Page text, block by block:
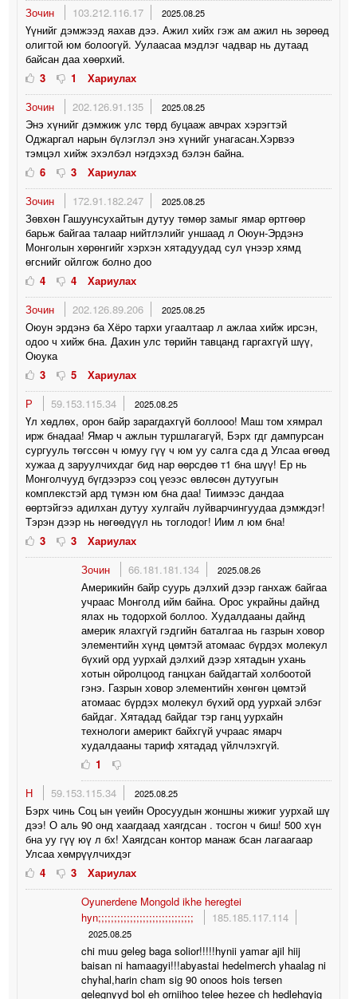
Зочин 103.212.116.17 2025.08.25
Үүнийг дэмжээд яахав дээ. Ажил хийх гэж ам ажил нь зөрөөд
олигтой юм болоогүй. Уулаасаа мэдлэг чадвар нь дутаад
байсан даа хөөрхий.
3
1
Хариулах
Зочин
202.126.91.135 2025.08.25
Энэ хүнийг дэмжиж улс төрд буцааж авчрах хэрэгтэй
Оджаргал нарын бүлэглэл энэ хүнийг унагасан.Хэрвээ
тэмцэл хийж эхэлбэл нэгдэхэд бэлэн байна.
6
3
Хариулах
Зочин
172.91.182.247 2025.08.25
Зөвхөн Гашуунсухайтын дутуу төмөр замыг ямар өртгөөр
барьж байгаа талаар нийтлэлийг уншаад л Оюун-Эрдэнэ
Монголын хөрөнгийг хэрхэн хятадуудад сул үнээр хямд
өгснийг ойлгож болно доо
4
4
Хариулах
Зочин
202.126.89.206 2025.08.25
Оюун эрдэнэ ба Хёро тархи угаалтаар л ажлаа хийж ирсэн,
одоо ч хийж бна. Дахин улс төрийн тавцанд гаргахгүй шүү,
Оюука
3
5
Хариулах
Р
59.153.115.34 2025.08.25
Үл хөдлөх, орон байр зарагдахгүй боллооо! Маш том хямрал
ирж бнадаа! Ямар ч ажлын туршлагагүй, Бэрх гдг дампурсан
сургууль төгссөн ч юмуу гүү ч юм уу салга сда д Улсаа өгөөд
хужаа д заруулчихдаг бид нар өөрсдөө т1 бна шүү! Ер нь
Монголчууд бүгдээрээ соц үеээс өвлөсөн дутуугын
комплекстэй ард түмэн юм бна даа! Тиимээс дандаа
өөртэйгээ адилхан дутуу хулгайч луйварчингуудаа дэмждэг!
Тэрэн дээр нь нөгөөдүүл нь тоглодог! Иим л юм бна!
3
3
Хариулах
Зочин
66.181.181.134 2025.08.26
Америкийн байр суурь дэлхий дээр ганхаж байгаа
учраас Монголд ийм байна. Орос украйны дайнд
ялах нь тодорхой боллоо. Худалдааны дайнд
америк ялахгүй гэдгийн баталгаа нь газрын ховор
элементийн хүнд цөмтэй атомаас бүрдэх молекул
бүхий орд уурхай дэлхий дээр хятадын ухань
хотын ойролцоод ганцхан байдагтай холбоотой
гэнэ. Газрын ховор элементийн хөнгөн цөмтэй
атомаас бүрдэх молекул бүхий орд уурхай элбэг
байдаг. Хятадад байдаг тэр ганц уурхайн
технологи америкт байхгүй учраас ямарч
худалдааны тариф хятадад үйлчлэхгүй.
1
Н
59.153.115.34 2025.08.25
Бэрх чинь Соц ын үеийн Оросуудын жоншны жижиг уурхай шү
дээ! О аль 90 онд хаагдаад хаягдсан . тосгон ч биш! 500 хүн
бна уу гүү юү л бх! Хаягдсан контор манаж бсан лагаагаар
Улсаа хөмрүүлчихдэг
4
3
Хариулах
Oyunerdene Mongold ikhe heregtei
hyn;;;;;;;;;;;;;;;;;;;;;;;;;;;;;;
185.185.117.114
2025.08.25
chi muu geleg baga solior!!!!!hynii yamar ajil hiij
baisan ni hamaagyi!!!abyastai hedelmerch yhaalag ni
chyhal,harin cham sig 90 onoos hois tersen
gelegnyyd bol eh orniihoo telee hezee ch hedlehgyig